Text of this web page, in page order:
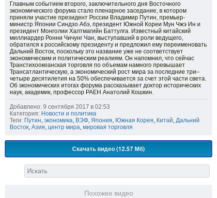
Главным событием второго, заключительного дня Восточного
экономического форума стало пленарное заседание, в котором
приняли участие президент России Владимир Путин, премьер-
министр Японии Синдзо Абэ, президент Южной Кореи Мун Чжэ Ин и
президент Монголии Халтмагийн Баттулга. Известный китайский
миллиардер Ронни Чичунг Чан, выступавший в роли ведущего,
обратился к российскому президенту и предложил ему переименовать
Дальний Восток, поскольку это название уже не соответствует
экономическим и политическим реалиям. Он напомнил, что сейчас
Транстихоокеанская торговля по объемам намного превышает
Трансатлантическую, а экономический рост мира за последние три–
четыре десятилетия на 50% обеспечивается за счет этой части света.
Об экономических итогах форума рассказывает доктор исторических
наук, академик, профессор РАЕН Анатолий Кошкин.
Добавлено: 9 сентября 2017 в 02:53
Категория: Новости и политика
Теги: Путин, экономика, ВЭФ, Япония, Южная Корея, Китай, Дальний
Восток, Азия, центр мира, мировая торговля
Скачать видео (12.57 Мб)
Похожее видео